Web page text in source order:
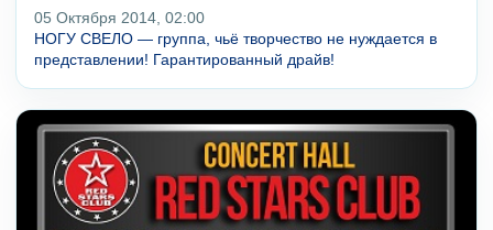
05 Октября 2014, 02:00
НОГУ СВЕЛО — группа, чьё творчество не нуждается в
представлении! Гарантированный драйв!